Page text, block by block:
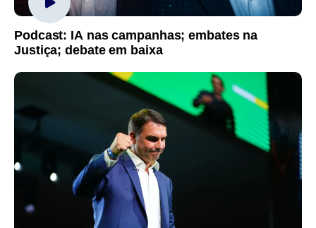
Podcast: IA nas campanhas; embates na
Justiça; debate em baixa